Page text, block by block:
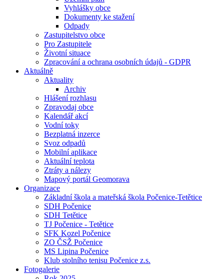
Vyhlášky obce
Dokumenty ke stažení
Odpady
Zastupitelstvo obce
Pro Zastupitele
Životní situace
Zpracování a ochrana osobních údajů - GDPR
Aktuálně
Aktuality
Archiv
Hlášení rozhlasu
Zpravodaj obce
Kalendář akcí
Vodní toky
Bezplatná inzerce
Svoz odpadů
Mobilní aplikace
Aktuální teplota
Ztráty a nálezy
Mapový portál Geomorava
Organizace
Základní škola a mateřská škola Počenice-Tetětice
SDH Počenice
SDH Tetětice
TJ Počenice - Tetětice
SFK Kozel Počenice
ZO ČSŽ Počenice
MS Lipina Počenice
Klub stolního tenisu Počenice z.s.
Fotogalerie